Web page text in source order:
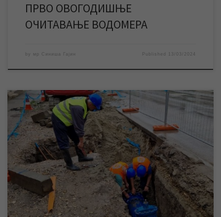
ПРВО ОВОГОДИШЊЕ
ОЧИТАВАЊЕ ВОДОМЕРА
by мр Синиша Гајин Published 13/03/2024
У уторак се врше радови ЈКП „Водовод и канализација“ на
изради прикључака и повезивању објеката на новоизграђену
мрежу у Малој Америци, због чега ће доћи до прекида
водоснабдевања у овом градском насељу. У уторак 12. марта
настављају се радови ЈКП „Водовод и канализација“ Зрењанин
на изградњи прикључака који воде од […]